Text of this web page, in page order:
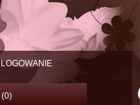
LOGOWANIE
(0)